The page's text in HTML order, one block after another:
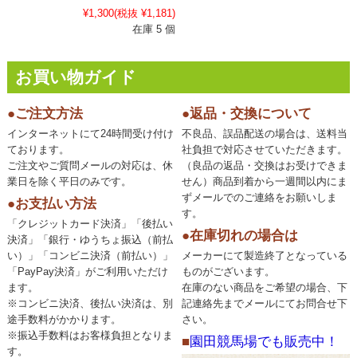
¥1,300(税抜 ¥1,181)
在庫 5 個
お買い物ガイド
●ご注文方法
インターネットにて24時間受け付け
ております。
ご注文やご質問メールの対応は、休
業日を除く平日のみです。
●お支払い方法
「クレジットカード決済」「後払い
決済」「銀行・ゆうちょ振込（前払
い）」「コンビニ決済（前払い）」
「PayPay決済」がご利用いただけ
ます。
※コンビニ決済、後払い決済は、別
途手数料がかかります。
※振込手数料はお客様負担となりま
す。
●返品・交換について
不良品、誤品配送の場合は、送料当
社負担で対応させていただきます。
（良品の返品・交換はお受けできま
せん）商品到着から一週間以内にま
ずメールでのご連絡をお願いしま
す。
●在庫切れの場合は
メーカーにて製造終了となっている
ものがございます。
在庫のない商品をご希望の場合、下
記連絡先までメールにてお問合せ下
さい。
■園田競馬場でも販売中！